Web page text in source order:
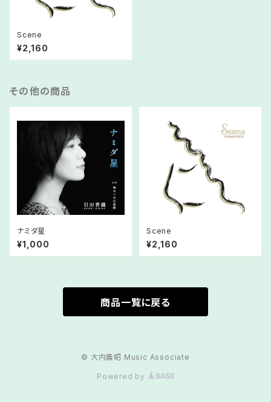
Scene
¥2,160
その他の商品
ナミダ星
¥1,000
Scene
¥2,160
商品一覧に戻る
© 大内義昭 Music Associate
Powered by